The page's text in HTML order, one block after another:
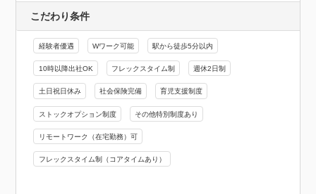
こだわり条件
経験者優遇 Wワーク可能 駅から徒歩5分以内
10時以降出社OK フレックスタイム制 週休2日制
土日祝日休み 社会保険完備 育児支援制度
ストックオプション制度 その他特別制度あり
リモートワーク（在宅勤務）可
フレックスタイム制（コアタイムあり）